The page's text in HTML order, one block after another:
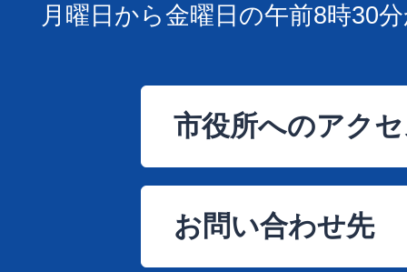
月曜日から金曜日の午前8時30
市役所へのアク
お問い合わせ先